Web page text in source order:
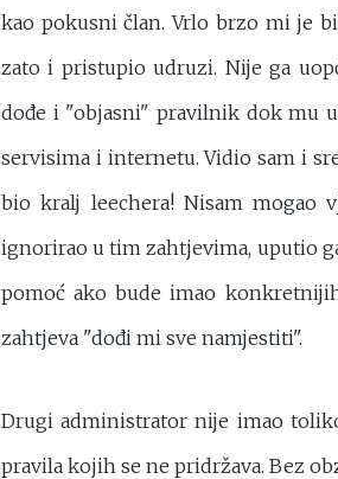
kao pokusni član. Vrlo brzo mi je
zato i pristupio udruzi. Nije ga
dođe i "objasni" pravilnik dok mu
servisima i internetu. Vidio sam i
bio kralj leechera! Nisam mogao
ignorirao u tim zahtjevima, uputio
pomoć ako bude imao
zahtjeva "dođi mi sve namjestiti".
Drugi administrator nije imao
pravila kojih se ne pridržava. Bez